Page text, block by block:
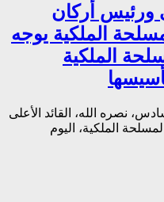
ورئيس أركان
الملكية يوجه
الملكية
نصره الله، القائد الأعلى
الملكية، اليوم